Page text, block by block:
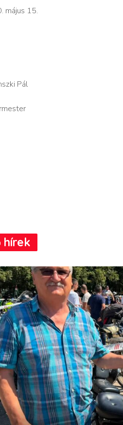
május 15.
Pál
hírek